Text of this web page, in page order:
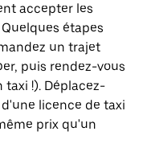
accepter les
étapes
un trajet
puis rendez-vous
!). Déplacez-
licence de taxi
prix qu'un